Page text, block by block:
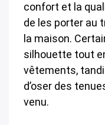
confort et la
de les porter au
la maison.
silhouette tout
vêtements,
d’oser des
venu.